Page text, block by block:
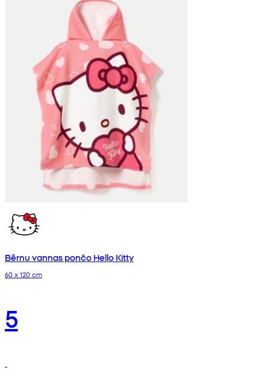
Bērnu vannas pončo Hello Kitty
60 x 120 cm
5